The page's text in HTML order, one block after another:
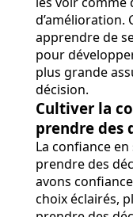
d’amélioration.
apprendre de
pour
plus grande
décision.
Cultiver la
prendre des
La confiance
prendre des
avons
choix éclairés,